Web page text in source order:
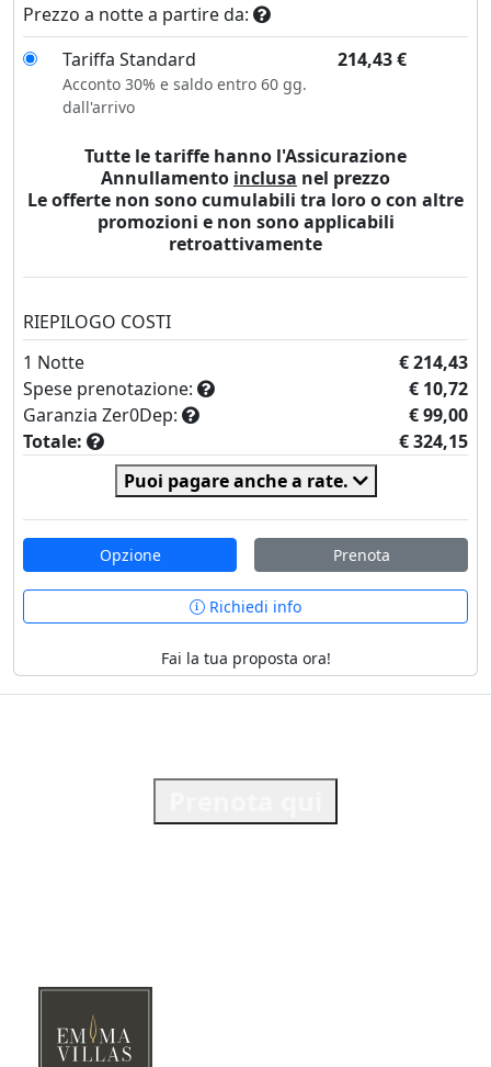
Prezzo a notte a partire da:
Tariffa Standard
214,43€
Acconto 30% e saldo entro 60 gg.
dall'arrivo
Tutte le tariffe hanno l'Assicurazione
Annullamento inclusa nel prezzo
Le offerte non sono cumulabili tra loro o con altre
promozioni e non sono applicabili
retroattivamente
RIEPILOGO COSTI
1 Notte
€ 214,43
Spese prenotazione:
€ 10,72
Garanzia Zer0Dep:
€ 99,00
Totale:
€ 324,15
Puoi pagare anche a rate.
Opzione Prenota
Richiedi info
Fai la tua proposta ora!